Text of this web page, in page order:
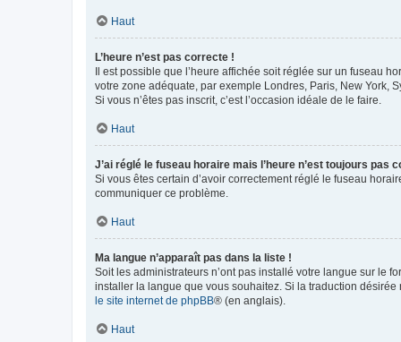
Haut
L’heure n’est pas correcte !
Il est possible que l’heure affichée soit réglée sur un fuseau
votre zone adéquate, par exemple Londres, Paris, New York,
Si vous n’êtes pas inscrit, c’est l’occasion idéale de le faire.
Haut
J’ai réglé le fuseau horaire mais l’heure n’est toujours pas
Si vous êtes certain d’avoir correctement réglé le fuseau
communiquer ce problème.
Haut
Ma langue n’apparaît pas dans la liste !
Soit les administrateurs n’ont pas installé votre langue sur le
installer la langue que vous souhaitez. Si la traduction
le site internet de phpBB® (en anglais).
Haut